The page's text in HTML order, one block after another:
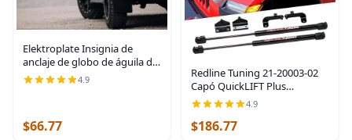
Elektroplate Insignia de
anclaje de globo de águila del
Cuerpo de Marines de
Estados Unidos con licencia
4.9
$66.77
Redline Tuning 21-20003-02
Capó QuickLIFT Plus
compatible con Jeep
Wrangler JL 2018+ y
compatible con Jeep
4.9
$186.77